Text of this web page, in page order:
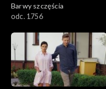
Barwy szczęścia
odc. 1756